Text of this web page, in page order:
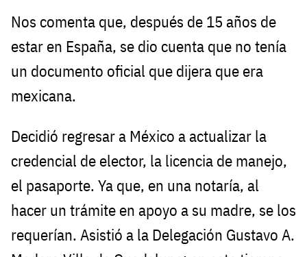
Nos comenta que, después de 15 años de
estar en España, se dio cuenta que no tenía
un documento oficial que dijera que era
mexicana.
Decidió regresar a México a actualizar la
credencial de elector, la licencia de manejo,
el pasaporte. Ya que, en una notaría, al
hacer un trámite en apoyo a su madre, se los
requerían. Asistió a la Delegación Gustavo A.